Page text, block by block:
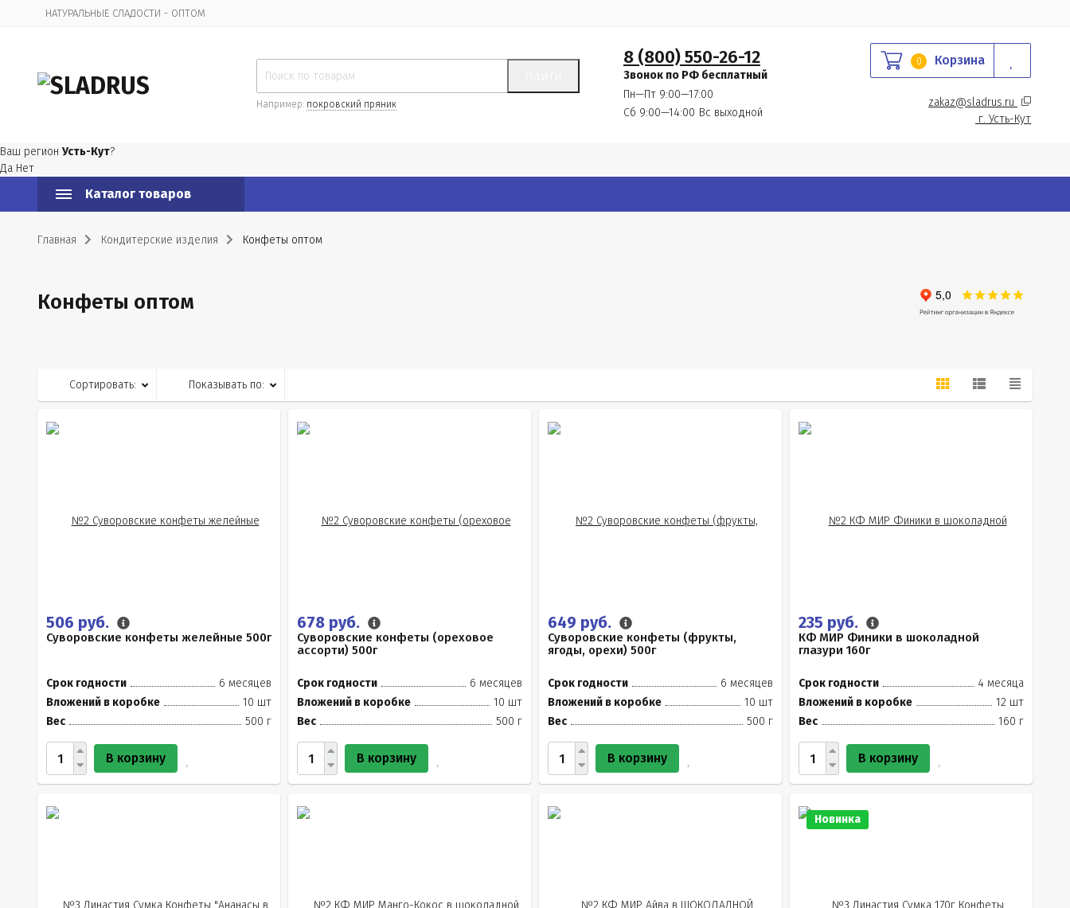
НАТУРАЛЬНЫЕ СЛАДОСТИ - ОПТОМ
Например: покровский пряник
8 (800) 550-26-12
Звонок по РФ бесплатный
Пн—Пт 9:00—17:00
Сб 9:00—14:00 Вс выходной
0 Корзина
zakaz@sladrus.ru
г. Усть-Кут
Ваш регион Усть-Кут?
Да Нет
Каталог товаров
Главная Кондитерские изделия Конфеты оптом
Конфеты оптом
Сортировать: Показывать по:
506 руб.
Суворовские конфеты желейные 500г
Срок годности
6 месяцев
Вложений в коробке
10 шт
Вес
500 г
В корзину
678 руб.
Суворовские конфеты (ореховое
ассорти) 500г
Срок годности
6 месяцев
Вложений в коробке
10 шт
Вес
500 г
В корзину
649 руб.
Суворовские конфеты (фрукты,
ягоды, орехи) 500г
Срок годности
6 месяцев
Вложений в коробке
10 шт
Вес
500 г
В корзину
235 руб.
КФ МИР Финики в шоколадной
глазури 160г
Срок годности
4 месяца
Вложений в коробке
12 шт
Вес
160 г
В корзину
Новинка